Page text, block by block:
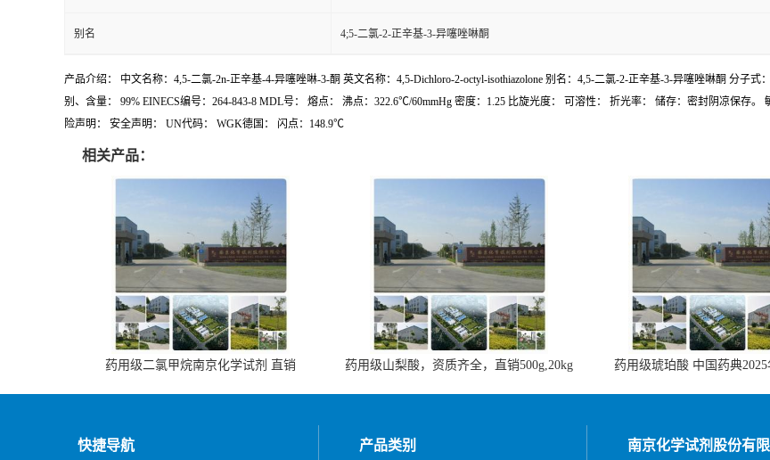
别名 4;5-二氯-2-正辛基-3-异噻唑啉酮
产品介绍： 中文名称：4,5-二氯-2n-正辛基-4-异噻唑啉-3-酮 英文名称：4,5-Dichloro-2-octyl-isothiazolone 别名：4,5-二氯-2-正辛基-3-异噻唑啉酮 分子式
别、含量： 99% EINECS编号：264-843-8 MDL号： 熔点： 沸点：322.6℃/60mmHg 密度：1.25 比旋光度： 可溶性： 折光率： 储存：密封阴凉保存
险声明： 安全声明： UN代码： WGK德国： 闪点：148.9℃
相关产品：
药用级二氯甲烷南京化学试剂 直销 药用级山梨酸，资质齐全，直销500g,20kg 药用级琥珀酸 中国药典
快捷导航 产品类别 南京化学试剂股份有